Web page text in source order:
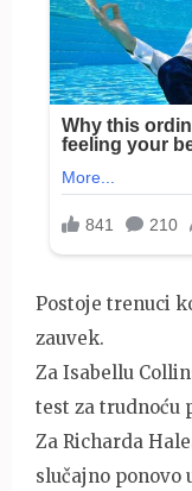
Postoje trenuci
zauvek.
Za Isabellu
test za trudnoću
Za Richarda
slučajno